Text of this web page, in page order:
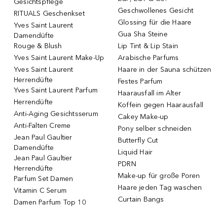
Gesichtspflege
RITUALS Geschenkset
Yves Saint Laurent
Damendüfte
Rouge & Blush
Yves Saint Laurent Make-Up
Yves Saint Laurent
Herrendüfte
Yves Saint Laurent Parfum
Herrendüfte
Anti-Aging Gesichtsserum
Anti-Falten Creme
Jean Paul Gaultier
Damendüfte
Jean Paul Gaultier
Herrendüfte
Parfum Set Damen
Vitamin C Serum
Damen Parfum Top 10
Geschwollenes Gesicht
Glossing für die Haare
Gua Sha Steine
Lip Tint & Lip Stain
Arabische Parfums
Haare in der Sauna schützen
Festes Parfum
Haarausfall im Alter
Koffein gegen Haarausfall
Cakey Make-up
Pony selber schneiden
Butterfly Cut
Liquid Hair
PDRN
Make-up für große Poren
Haare jeden Tag waschen
Curtain Bangs